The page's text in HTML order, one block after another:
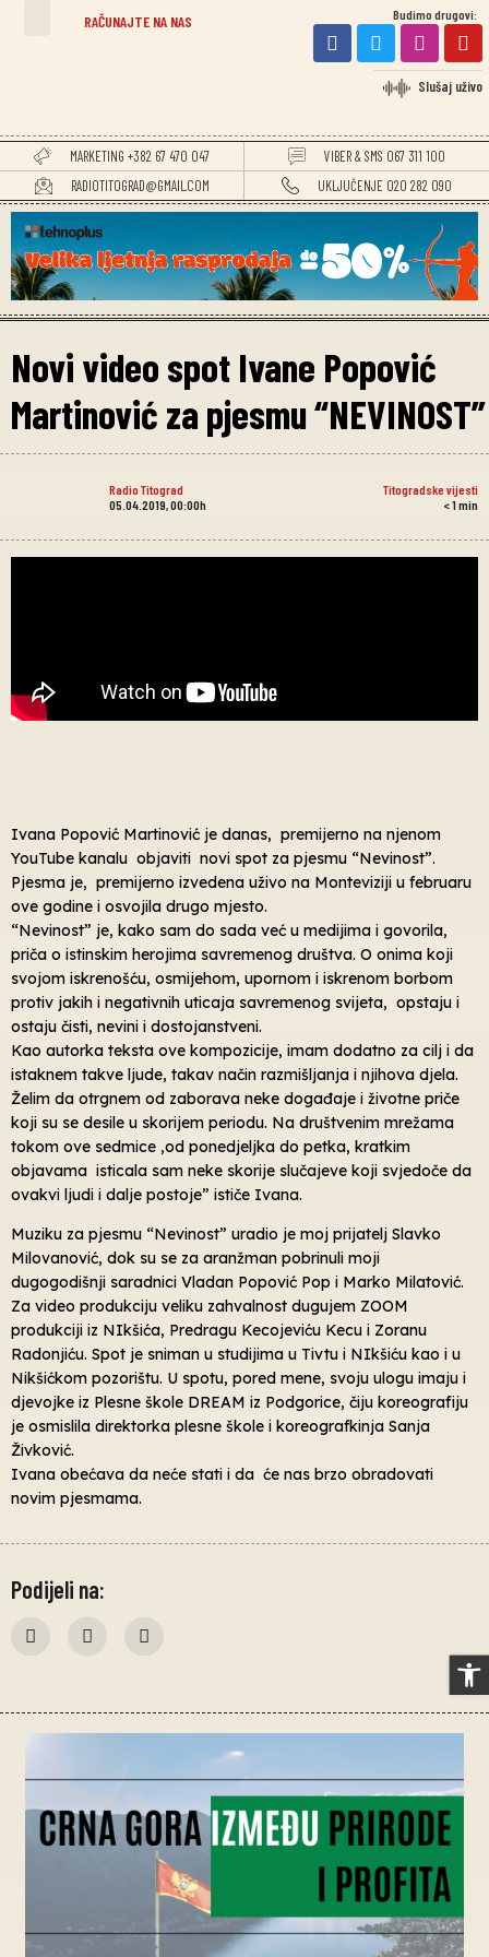
RAČUNAJTE NA NAS Budimo drugovi:
Slušaj uživo
MARKETING +382 67 470 047
VIBER & SMS 067 311 100
RADIOTITOGRAD@GMAIL.COM
UKLJUČENJE 020 282 090
Novi video spot Ivane Popović
Martinović za pjesmu “NEVINOST”
Radio Titograd
Titogradske vijesti
05.04.2019, 00:00h
< 1min
Ivana Popović Martinović je danas, premijerno na njenom
YouTube kanalu objaviti novi spot za pjesmu “Nevinost”.
Pjesma je, premijerno izvedena uživo na Monteviziji u februaru
ove godine i osvojila drugo mjesto.
“Nevinost” je, kako sam do sada već u medijima i govorila,
priča o istinskim herojima savremenog društva. O onima koji
svojom iskrenošću, osmijehom, upornom i iskrenom borbom
protiv jakih i negativnih uticaja savremenog svijeta, opstaju i
ostaju čisti, nevini i dostojanstveni.
Kao autorka teksta ove kompozicije, imam dodatno za cilj i da
istaknem takve ljude, takav način razmišljanja i njihova djela.
Želim da otrgnem od zaborava neke događaje i životne priče
koji su se desile u skorijem periodu. Na društvenim mrežama
tokom ove sedmice ,od ponedjeljka do petka, kratkim
objavama isticala sam neke skorije slučajeve koji svjedoče da
ovakvi ljudi i dalje postoje” ističe Ivana.
Muziku za pjesmu “Nevinost” uradio je moj prijatelj Slavko
Milovanović, dok su se za aranžman pobrinuli moji
dugogodišnji saradnici Vladan Popović Pop i Marko Milatović.
Za video produkciju veliku zahvalnost dugujem ZOOM
produkciji iz NIkšića, Predragu Kecojeviću Kecu i Zoranu
Radonjiću. Spot je sniman u studijima u Tivtu i NIkšiću kao i u
Nikšićkom pozorištu. U spotu, pored mene, svoju ulogu imaju i
djevojke iz Plesne škole DREAM iz Podgorice, čiju koreografiju
je osmislila direktorka plesne škole i koreografkinja Sanja
Živković.
Ivana obećava da neće stati i da će nas brzo obradovati
novim pjesmama.
Podijeli na: